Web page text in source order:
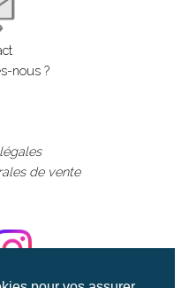
nous ?
de vente